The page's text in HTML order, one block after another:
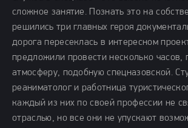
сложное занятие. Познать это на
решились три главных героя
дорога пересеклась в интересном
предложили провести несколько часов,
атмосферу, подобную спецназовской.
реаниматолог и работница
каждый из них по своей профессии не
отраслью, но все они не упускают